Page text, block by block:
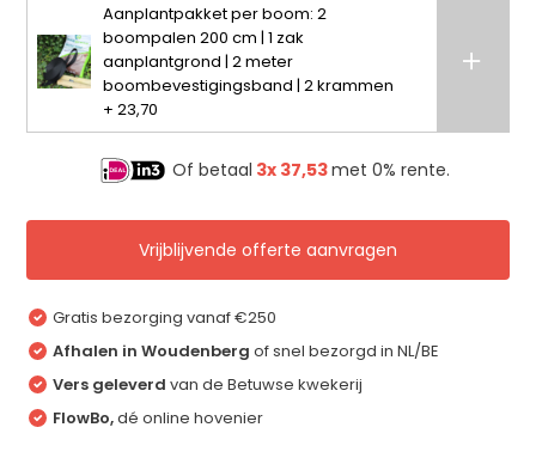
Aanplantpakket per boom: 2
boompalen 200 cm | 1 zak
aanplantgrond | 2 meter
boombevestigingsband | 2 krammen
+ 23,70
Of betaal 3x 37,53met 0% rente.
Vrijblijvende offerte aanvragen
Gratis bezorging vanaf €250
Afhalen in Woudenberg of snel bezorgd in NL/BE
Vers geleverd van de Betuwse kwekerij
FlowBo,dé online hovenier